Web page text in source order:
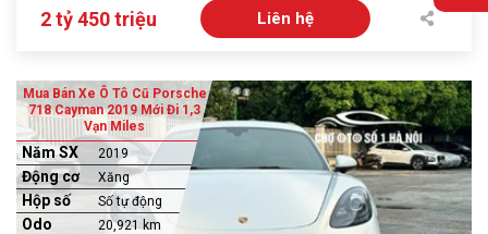
2 tỷ 450 triệu Liên hệ
Mua Bán Xe Ô Tô Cũ Porsche
718 Cayman 2019 Mới Đi 1,3
Vạn Miles
Năm SX 2019
Động cơ Xăng
Hộp số Số tự động
Odo 20,921 km